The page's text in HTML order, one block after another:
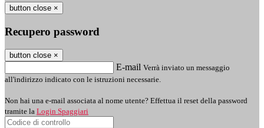
button close ×
Recupero password
button close ×
E-mail Verrà inviato un messaggio
all'indirizzo indicato con le istruzioni necessarie.
Non hai una e-mail associata al nome utente? Effettua il reset della password
tramite la Login Spaggiari